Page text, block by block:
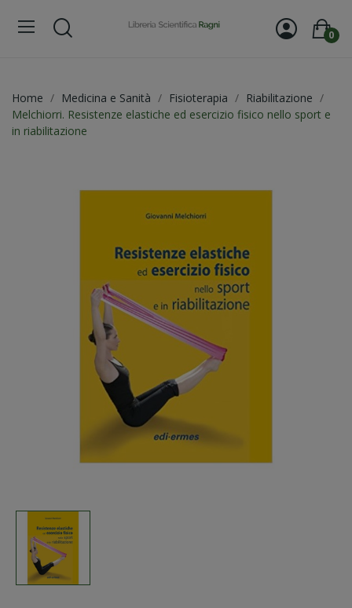
0
Home Medicina e Sanità Fisioterapia
Riabilitazione
Melchiorri. Resistenze elastiche ed esercizio fisico nello sport e
in riabilitazione